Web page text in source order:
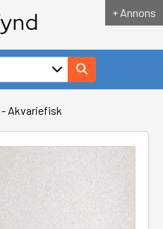
+ Annons
- Akvariefisk